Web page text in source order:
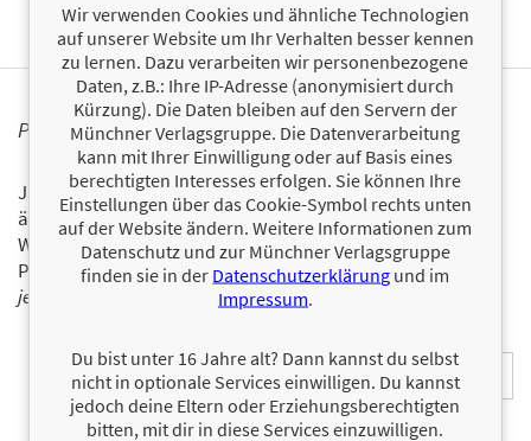
PERSONALISIERTE PRODUKTINFORMATIONEN
Ja, ich will über interessante Neuerscheinungen und
ähnliche Produkte informiert werden.
Wir halten Sie per E-Mail auf dem aktuellen Stand über das
Programm der Münchner Verlagsgruppe.Tragen Sie sich
jetzt ein!
Wir verwenden Cookies und ähnliche Technologien
auf unserer Website um Ihr Verhalten besser kennen
zu lernen. Dazu verarbeiten wir personenbezogene
Daten, z.B.: Ihre IP-Adresse (anonymisiert durch
Kürzung). Die Daten bleiben auf den Servern der
Münchner Verlagsgruppe. Die Datenverarbeitung
kann mit Ihrer Einwilligung oder auf Basis eines
berechtigten Interesses erfolgen. Sie können Ihre
Einstellungen über das Cookie-Symbol rechts unten
auf der Website ändern. Weitere Informationen zum
Datenschutz und zur Münchner Verlagsgruppe
finden sie in der Datenschutzerklärung und im
Impressum.
Du bist unter 16 Jahre alt? Dann kannst du selbst
nicht in optionale Services einwilligen. Du kannst
jedoch deine Eltern oder Erziehungsberechtigten
bitten, mit dir in diese Services einzuwilligen.